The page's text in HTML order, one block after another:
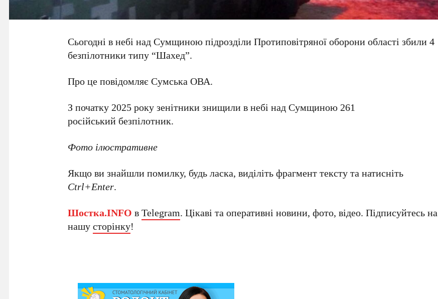
Сьогодні в небі над Сумщиною підрозділи Протиповітряної оборони області збили 4
безпілотники типу “Шахед”.
Про це повідомляє Сумська ОВА.
З початку 2025 року зенітники знищили в небі над Сумщиною 261
російський безпілотник.
Фото ілюстративне
Якщо ви знайшли помилку, будь ласка, виділіть фрагмент тексту та натисніть
Ctrl+Enter.
Шостка.INFO вTelegram. Цікаві та оперативні новини, фото, відео. Підписуйтесь на
нашусторінку!